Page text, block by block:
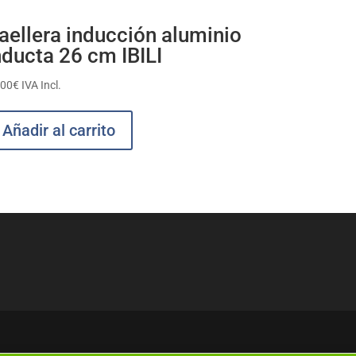
inducción aluminio
26 cm IBILI
€ IVA Incl.
Añadir al carrito